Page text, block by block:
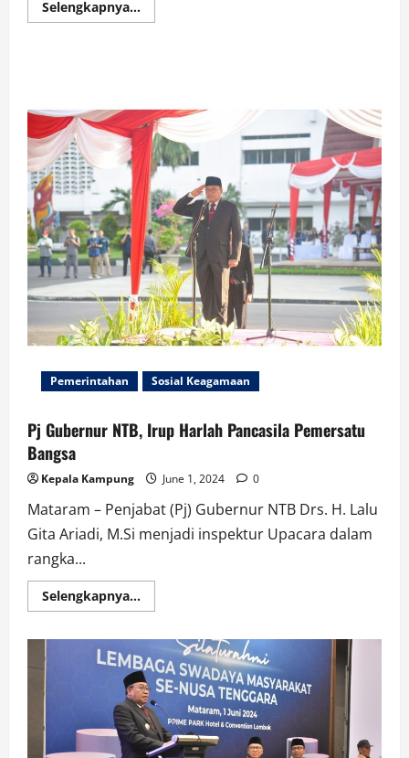
Selengkapnya...Read
more
Gubernur:
Bersama
Sukseskan
NTB
Tuan
Rumah
Fornas
VIII
2025
Pemerintahan Sosial Keagamaan
Pj Gubernur NTB, Irup Harlah Pancasila Pemersatu
Bangsa
Kepala Kampung June 1, 2024 0
Mataram – Penjabat (Pj) Gubernur NTB Drs. H. Lalu
Gita Ariadi, M.Si menjadi inspektur Upacara dalam
rangka...
Selengkapnya...Read
more
Gubernur
NTB,
Irup
Harlah
Pancasila
Pemersatu
Bangsa